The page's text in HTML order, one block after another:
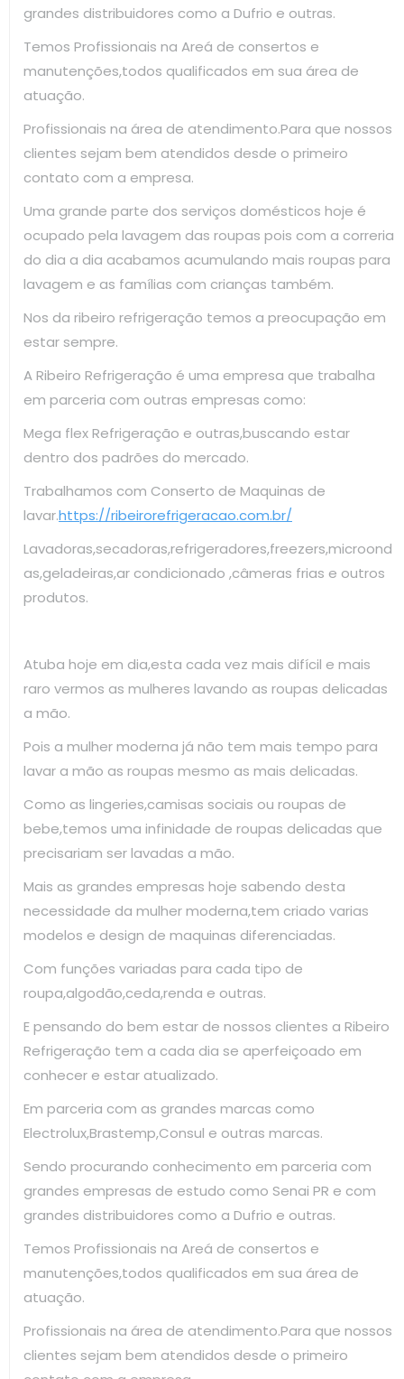
grandes distribuidores como a Dufrio e outras.
Temos Profissionais na Areá de consertos e
manutenções,todos qualificados em sua área de
atuação.
Profissionais na área de atendimento.Para que nossos
clientes sejam bem atendidos desde o primeiro
contato com a empresa.
Uma grande parte dos serviços domésticos hoje é
ocupado pela lavagem das roupas pois com a correria
do dia a dia acabamos acumulando mais roupas para
lavagem e as famílias com crianças também.
Nos da ribeiro refrigeração temos a preocupação em
estar sempre.
A Ribeiro Refrigeração é uma empresa que trabalha
em parceria com outras empresas como:
Mega flex Refrigeração e outras,buscando estar
dentro dos padrões do mercado.
Trabalhamos com Conserto de Maquinas de
lavar.https://ribeirorefrigeracao.com.br/
Lavadoras,secadoras,refrigeradores,freezers,microond
as,geladeiras,ar condicionado ,câmeras frias e outros
produtos.
Atuba hoje em dia,esta cada vez mais difícil e mais
raro vermos as mulheres lavando as roupas delicadas
a mão.
Pois a mulher moderna já não tem mais tempo para
lavar a mão as roupas mesmo as mais delicadas.
Como as lingeries,camisas sociais ou roupas de
bebe,temos uma infinidade de roupas delicadas que
precisariam ser lavadas a mão.
Mais as grandes empresas hoje sabendo desta
necessidade da mulher moderna,tem criado varias
modelos e design de maquinas diferenciadas.
Com funções variadas para cada tipo de
roupa,algodão,ceda,renda e outras.
E pensando do bem estar de nossos clientes a Ribeiro
Refrigeração tem a cada dia se aperfeiçoado em
conhecer e estar atualizado.
Em parceria com as grandes marcas como
Electrolux,Brastemp,Consul e outras marcas.
Sendo procurando conhecimento em parceria com
grandes empresas de estudo como Senai PR e com
grandes distribuidores como a Dufrio e outras.
Temos Profissionais na Areá de consertos e
manutenções,todos qualificados em sua área de
atuação.
Profissionais na área de atendimento.Para que nossos
clientes sejam bem atendidos desde o primeiro